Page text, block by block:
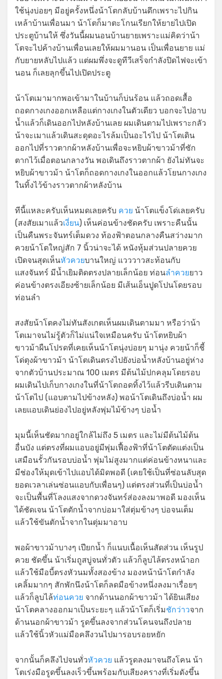
ใช้นุ่งบ่อยๆ มีอยู่ครั้งหนึ่งน้าโตกลับบ้านดึกเพราะไปกิน
เหล้าบ้านเพื่อนมา น้าโตก็มาตะโกนเรียกให้ยายไปเปิด
ประตูบ้านให้ ซึ่งวันนี้ผมนอนบ้านยายเพราะแม่คิดว่าน้า
โตจะไปค้างบ้านเพื่อนเลยให้ผมมานอน เป็นเพื่อนยาย แม่
กับยายหลับไปแล้ว แต่ผมพึ่งจะดูทีวีเสร็จกำลังปิดไฟจะเข้า
นอน ก็เลยลุกขึ้นไปเปิดประตู
น้าโตเมามากพอเข้ามาในบ้านก็บ่นร้อน แล้วถอดเสื้อ
ถอดกางเกงออกเหลือแต่กางเกงในตัวเดียว บอกจะไปอาบ
น้ำแล้วก็เดินออกไปหลังบ้านเลย ผมเดินตามไปเพราะกลัว
น้าจะเมาแล้วเดินสะดุดอะไรล้มเป็นอะไรไป น้าโตเดิน
ออกไปที่ราวตากผ้าหลังบ้านเพื่อจะหยิบผ้าขาวม้าที่ซัก
ตากไว้เมื่อตอนกลางวัน พอเดินถึงราวตากผ้า ยังไม่ทันจะ
หยิบผ้าขาวม้า น้าโตก็ถอดกางเกงในออกแล้วโยนกางเกง
ในทิ้งไว้ข้างราวตากผ้าหลังบ้าน
ทีนี้แหละครับเห็นหมดเลยครับ ควย น้าโตแข็งโด่เลยครับ
(สงสัยเมาแล้วเงี่ยน) เห็นค่อนข้างชัดครับ เพราะคืนนั้น
เป็นคืนพระจันทร์เต็มดวง ท้องฟ้าตอนกลางคืนสว่างมาก
ควยน้าโตใหญ่สัก 7 นิ้วน่าจะได้ หนังหุ้มส่วนปลายควย
เปิดจนสุดเห็นหัวควยบานใหญ่ แวววาวสะท้อนกับ
แสงจันทร์ มีน้ำเยิมติดตรงปลายเล็กน้อย ท่อนลำควยยาว
ค่อนข้างตรงเอียงซ้ายเล็กน้อย มีเส้นเอ็นปูดโปนโดยรอบ
ท่อนลำ
สงสัยน้าโตคงไม่ทันสังเกตเห็นผมเดินตามมา หรือว่าน้า
โตเมาจนไม่รู้ตัวก็ไม่แน่ใจเหมือนครับ น้าโตหยิบผ้า
ขาวม้าผืนโปรดที่เคยเห็นน้าโตนุ่งบ่อยๆ มานุ่ง ควยน้าก็ชี้
โด่ตุงผ้าขาวม้า น้าโตเดินตรงไปยังบ่อน้ำหลังบ้านอยู่ห่าง
จากตัวบ้านประมาณ 100 เมตร มีต้นไม้ปกคลุมโดยรอบ
ผมเดินไปเก็บกางเกงในที่น้าโตถอดทิ้งไว้แล้วรีบเดินตาม
น้าโตไป (แอบตามไปข้างหลัง) พอน้าโตเดินถึงบ่อน้ำ ผม
เลยแอบเดินย่องไปอยู่หลังพุ่มไม้ข้างๆ บ่อน้ำ
มุมนี้เห็นชัดมากอยู่ใกล้ไม่ถึง 5 เมตร และไม่มีต้นไม้ต้น
อื่นบัง แต่ตรงที่ผมแอบอยู่มีพุ่มเฟื้องฟ้าที่น้าโตตัดแต่งเป็น
เสมือนรั้วกันรอบบ่อน้ำ พุ่มไม่สูงมากแต่ค่อนข้างหนาและ
มีช่องให้มุดเข้าไปแอบได้มิดพอดี (เคยใช้เป็นที่ซ่อนลับสุด
ยอดเวลาเล่นซ่อนแอบกับเพื่อนๆ) แต่ตรงส่วนที่เป็นบ่อน้ำ
จะเป็นพื้นที่โลงแสงจากดวงจันทร์ส่องลงมาพอดี มองเห็น
ได้ชัดเจน น้าโตตักน้ำจากบ่อมาใส่ตุ่มข้างๆ บ่อจนเต็ม
แล้วใช้ขันตักน้ำจากในตุ่มมาอาบ
พอผ้าขาวม้าบางๆ เปียกน้ำ ก็แนบเนื้อเห็นสัดส่วน เห็นรูป
ควย ชัดขึ้น น้าเริ่มถูสบู่จนทั่วตัว แล้วก็ลูบไล้ตรงหน้าอก
แล้วใช้มือบี้ตรงหัวนมทั้งสองข้าง มองหน้าน้าโตกำลัง
เคลิ้มมากๆ สักพักนึงน้าโตก็ลดมือข้างหนึ่งลงมาเรื่อยๆ
แล้วก็ลูบไล้ท่อนควย จากด้านนอกผ้าขาวม้า ได้ยินเสียง
น้าโตคลางออกมาเป็นระยะๆ แล้วน้าโตก็เริ่มชักว่าวจาก
ด้านนอกผ้าขาวม้า รูดขึ้นลงจากส่วนโคนจนถึงปลาย
แล้วใช้นิ้วหัวแม่มือคลึงวนไปมารอบรอยหยัก
จากนั้นก็คลึงไปจนทั่วหัวควย แล้วรูดลงมาจนถึงโคน น้า
โตเร่งมือรูดขึ้นลงเร็วขึ้นพร้อมกับเสียงครางที่เริ่มดังขึ้น